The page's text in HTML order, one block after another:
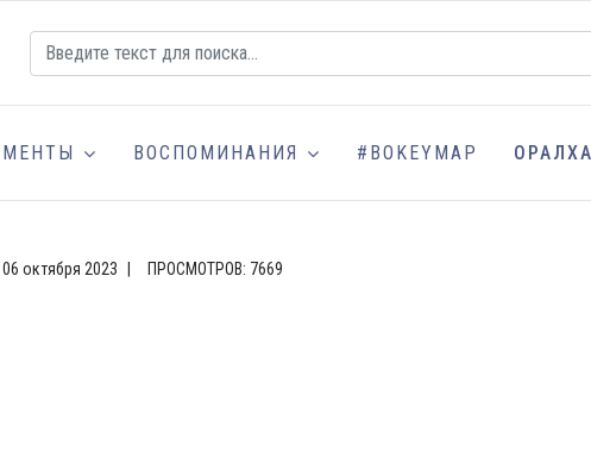
ВОСПОМИНАНИЯ #BOKEYMAP
06 октября 2023 ПРОСМОТРОВ: 7669